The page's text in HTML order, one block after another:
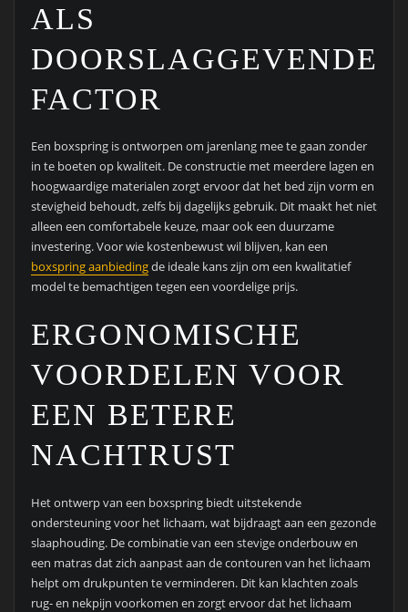
ALS
DOORSLAGGEVENDE
FACTOR
Een boxspring is ontworpen om jarenlang mee te gaan zonder
in te boeten op kwaliteit. De constructie met meerdere lagen en
hoogwaardige materialen zorgt ervoor dat het bed zijn vorm en
stevigheid behoudt, zelfs bij dagelijks gebruik. Dit maakt het niet
alleen een comfortabele keuze, maar ook een duurzame
investering. Voor wie kostenbewust wil blijven, kan een
boxspring aanbiedingde ideale kans zijn om een kwalitatief
model te bemachtigen tegen een voordelige prijs.
ERGONOMISCHE
VOORDELEN VOOR
EEN BETERE
NACHTRUST
Het ontwerp van een boxspring biedt uitstekende
ondersteuning voor het lichaam, wat bijdraagt aan een gezonde
slaaphouding. De combinatie van een stevige onderbouw en
een matras dat zich aanpast aan de contouren van het lichaam
helpt om drukpunten te verminderen. Dit kan klachten zoals
rug- en nekpijn voorkomen en zorgt ervoor dat het lichaam